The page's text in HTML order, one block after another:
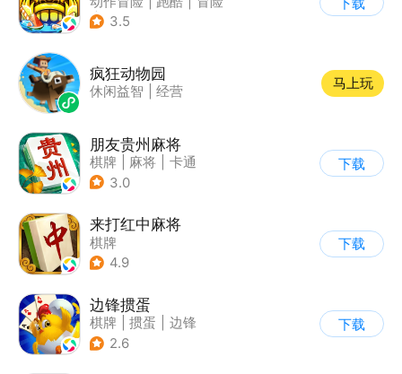
| 欧美风
3.5
疯狂动物园
休闲益智 经营
马上玩
朋友贵州麻将
棋牌 麻将
卡通
3.0
下载
来打红中麻将
棋牌
4.9
下载
边锋掼蛋
棋牌 掼蛋
边锋
2.6
下载